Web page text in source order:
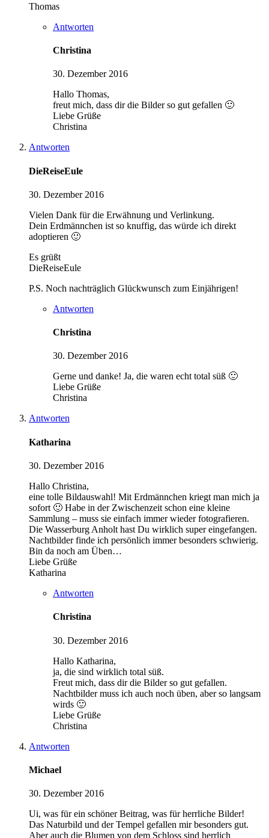
Thomas
Antworten
Christina
30. Dezember 2016
Hallo Thomas,
freut mich, dass dir die Bilder so gut gefallen 🙂
Liebe Grüße
Christina
Antworten
DieReiseEule
30. Dezember 2016
Vielen Dank für die Erwähnung und Verlinkung.
Dein Erdmännchen ist so knuffig, das würde ich direkt
adoptieren 🙂
Es grüßt
DieReiseEule
P.S. Noch nachträglich Glückwunsch zum Einjährigen!
Antworten
Christina
30. Dezember 2016
Gerne und danke! Ja, die waren echt total süß 🙂
Liebe Grüße
Christina
Antworten
Katharina
30. Dezember 2016
Hallo Christina,
eine tolle Bildauswahl! Mit Erdmännchen kriegt man mich ja
sofort 🙂 Habe in der Zwischenzeit schon eine kleine
Sammlung – muss sie einfach immer wieder fotografieren.
Die Wasserburg Anholt hast Du wirklich super eingefangen.
Nachtbilder finde ich persönlich immer besonders schwierig.
Bin da noch am Üben…
Liebe Grüße
Katharina
Antworten
Christina
30. Dezember 2016
Hallo Katharina,
ja, die sind wirklich total süß.
Freut mich, dass dir die Bilder so gut gefallen.
Nachtbilder muss ich auch noch üben, aber so langsam
wirds 🙂
Liebe Grüße
Christina
Antworten
Michael
30. Dezember 2016
Ui, was für ein schöner Beitrag, was für herrliche Bilder!
Das Naturbild und der Tempel gefallen mir besonders gut.
Aber auch die Blumen von dem Schloss sind herrlich